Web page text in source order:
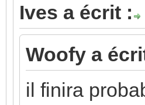
Ives a écrit :
Woofy a
il finira